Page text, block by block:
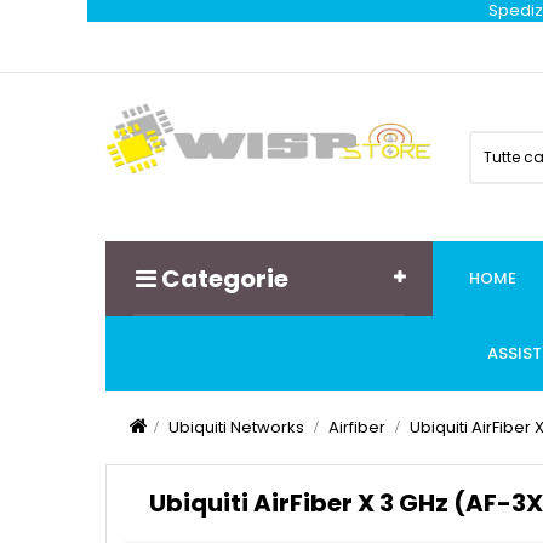
Tutte
Categorie HOME
Ubiquiti Networks Airfiber Ubiquiti AirFiber
Ubiquiti AirFiber X 3 GHz (AF-